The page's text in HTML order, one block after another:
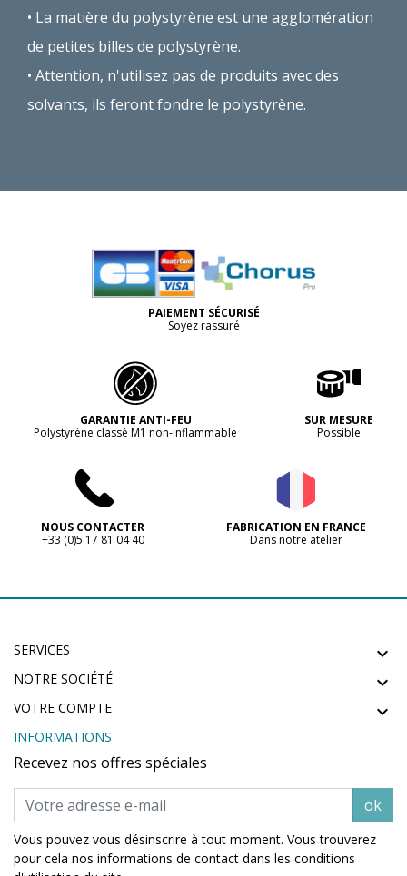
La matière du polystyrène est une agglomération
de petites billes de polystyrène.
Attention, n'utilisez pas de produits avec des
solvants, ils feront fondre le polystyrène.
PAIEMENT SÉCURISÉ
Soyez rassuré
GARANTIE ANTI-FEU
Polystyrène classé M1 non-inflammable
SUR MESURE
Possible
NOUS CONTACTER
+33 (0)5 17 81 04 40
FABRICATION EN FRANCE
Dans notre atelier
SERVICES 
NOTRE SOCIÉTÉ 
VOTRE COMPTE 
INFORMATIONS
Recevez nos offres spéciales
ok
Vous pouvez vous désinscrire à tout moment. Vous trouverez
pour cela nos informations de contact dans les conditions